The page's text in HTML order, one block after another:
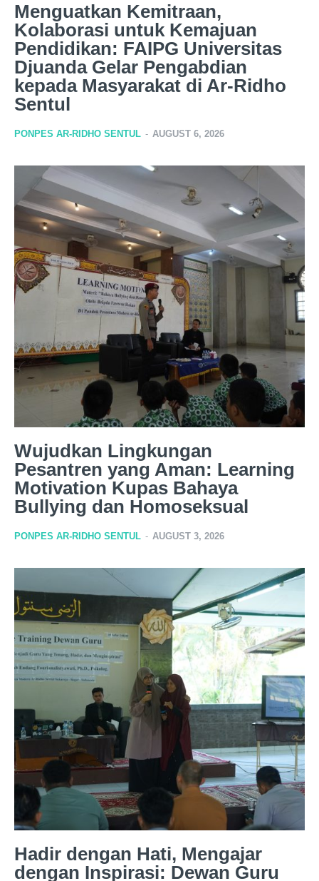
Menguatkan Kemitraan,
Kolaborasi untuk Kemajuan
Pendidikan: FAIPG Universitas
Djuanda Gelar Pengabdian
kepada Masyarakat di Ar-Ridho
Sentul
PONPES AR-RIDHO SENTUL - AUGUST 6, 2026
Wujudkan Lingkungan
Pesantren yang Aman: Learning
Motivation Kupas Bahaya
Bullying dan Homoseksual
PONPES AR-RIDHO SENTUL - AUGUST 3, 2026
Hadir dengan Hati, Mengajar
dengan Inspirasi: Dewan Guru